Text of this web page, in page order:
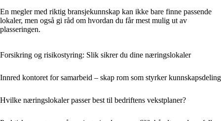
En megler med riktig bransjekunnskap kan ikke bare finne passende
lokaler, men også gi råd om hvordan du får mest mulig ut av
plasseringen.
Forsikring og risikostyring: Slik sikrer du dine næringslokaler
Innred kontoret for samarbeid – skap rom som styrker kunnskapsdeling
Hvilke næringslokaler passer best til bedriftens vekstplaner?